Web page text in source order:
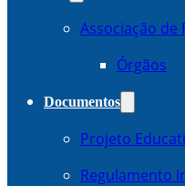
Associação de
Órgãos
Documentos
Projeto
Regulamento